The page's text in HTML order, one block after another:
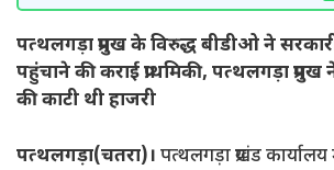
पत्थलगड़ा प्रमुख के विरुद्ध बीडीओ ने
पहुंचाने की कराई प्राथमिकी, पत्थलगड़ा प्रमुख
की काटी थी हाजरी
पत्थलगड़ा(चतरा)। पत्थलगड़ा प्रखंड